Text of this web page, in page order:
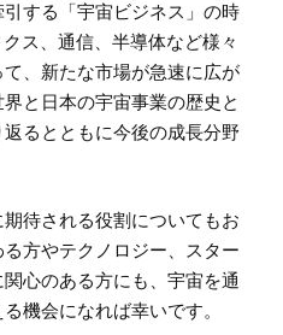
する「宇宙ビジネス」の時
ス、通信、半導体など様々
、新たな市場が急速に広が
と日本の宇宙事業の歴史と
るとともに今後の成長分野
待される役割についてもお
方やテクノロジー、スター
心のある方にも、宇宙を通
機会になれば幸いです。